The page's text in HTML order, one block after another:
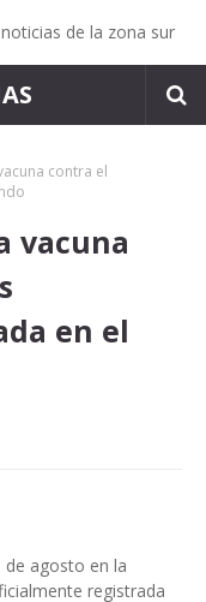
de la zona sur
contra el
vacuna
en el
de agosto en la
registrada